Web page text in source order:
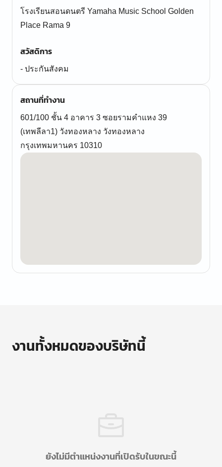
โรงเรียนสอนดนตรี Yamaha Music School Golden
Place Rama 9
สวัสดิการ
- ประกันสังคม
สถานที่ทำงาน
601/100 ชั้น 4 อาคาร 3 ซอยรามคําแหง 39
(เทพลีลา1) วังทองหลาง วังทองหลาง
กรุงเทพมหานคร 10310
งานทั้งหมดของบริษัทนี้
ยังไม่มีตำแหน่งงานที่เปิดรับในขณะนี้